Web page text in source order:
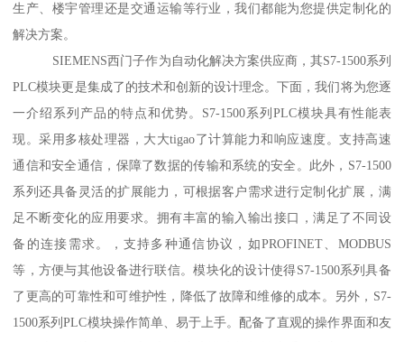
生产、楼宇管理还是交通运输等行业，我们都能为您提供定制化的
解决方案。
SIEMENS西门子作为自动化解决方案供应商，其S7-1500系列
PLC模块更是集成了的技术和创新的设计理念。下面，我们将为您逐
一介绍系列产品的特点和优势。S7-1500系列PLC模块具有性能表
现。采用多核处理器，大大tigao了计算能力和响应速度。支持高速
通信和安全通信，保障了数据的传输和系统的安全。此外，S7-1500
系列还具备灵活的扩展能力，可根据客户需求进行定制化扩展，满
足不断变化的应用要求。拥有丰富的输入输出接口，满足了不同设
备的连接需求。，支持多种通信协议，如PROFINET、MODBUS
等，方便与其他设备进行联信。模块化的设计使得S7-1500系列具备
了更高的可靠性和可维护性，降低了故障和维修的成本。另外，S7-
1500系列PLC模块操作简单、易于上手。配备了直观的操作界面和友